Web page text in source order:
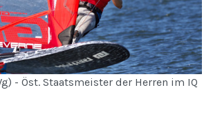
- Öst. Staatsmeister der Herren im IQ